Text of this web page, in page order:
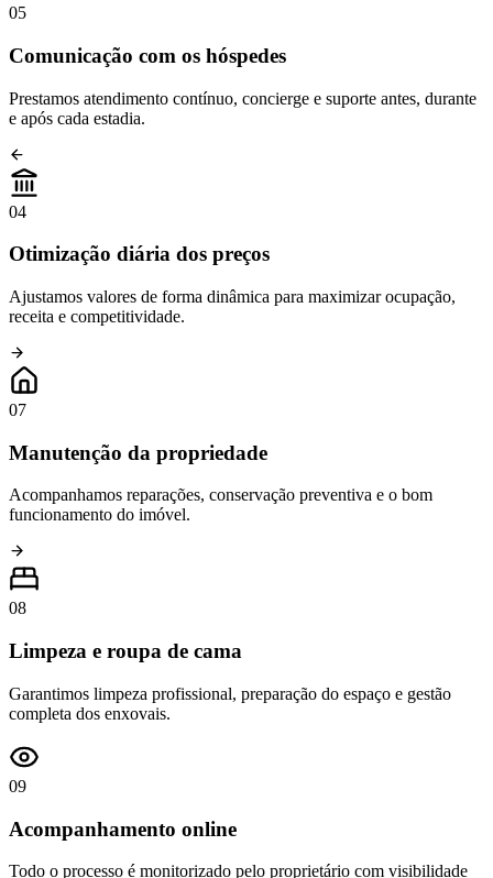
05
Comunicação com os hóspedes
Prestamos atendimento contínuo, concierge e suporte antes, durante
e após cada estadia.
04
Otimização diária dos preços
Ajustamos valores de forma dinâmica para maximizar ocupação,
receita e competitividade.
07
Manutenção da propriedade
Acompanhamos reparações, conservação preventiva e o bom
funcionamento do imóvel.
08
Limpeza e roupa de cama
Garantimos limpeza profissional, preparação do espaço e gestão
completa dos enxovais.
09
Acompanhamento online
Todo o processo é monitorizado pelo proprietário com visibilidade